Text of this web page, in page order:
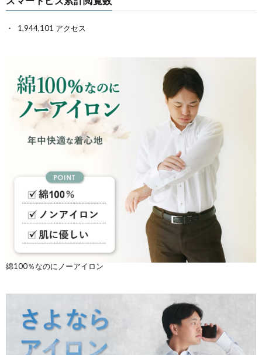
1,944,101 アクセス
綿100％なのにノーアイロン